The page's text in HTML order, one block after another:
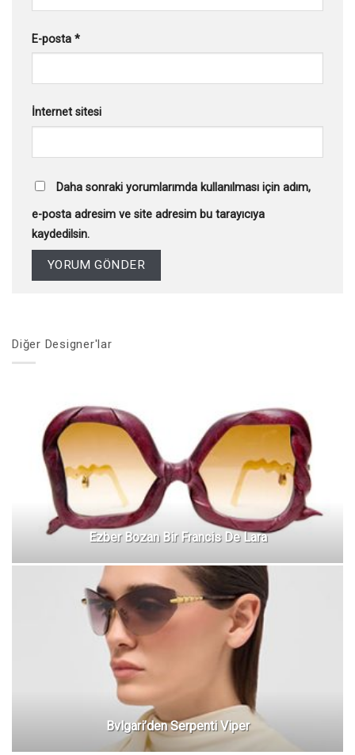
E-posta *
İnternet sitesi
Daha sonraki yorumlarımda kullanılması için adım,
e-posta adresim ve site adresim bu tarayıcıya
kaydedilsin.
Diğer Designer'lar
Ezber Bozan Bir Francis De Lara
Bvlgari’den Serpenti Viper